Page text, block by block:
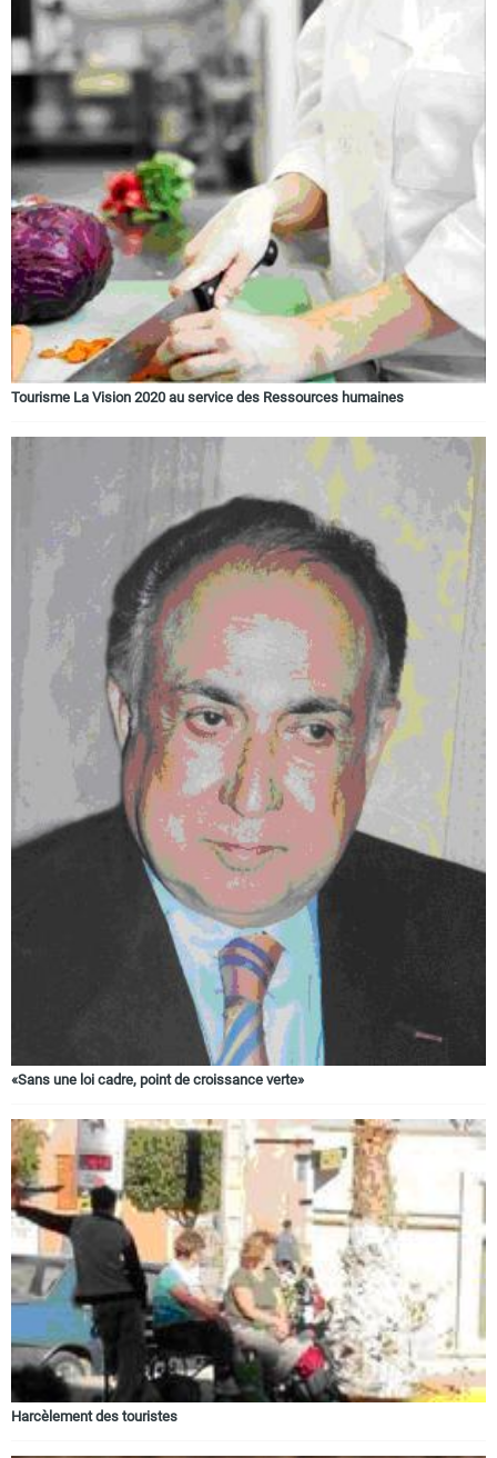
Tourisme La Vision 2020 au service des Ressources humaines
«Sans une loi cadre, point de croissance verte»
Harcèlement des touristes